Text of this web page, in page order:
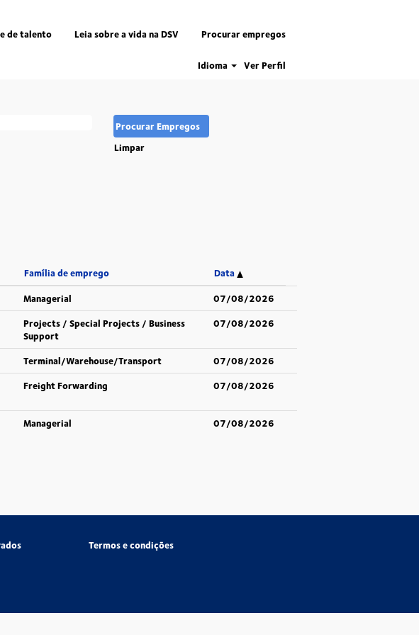
de talento Leia sobre a vida na DSV Procurar empregos
Idioma Ver Perfil
Limpar
Família de emprego
Data
Managerial
07/08/2026
Projects / Special Projects / Business
Support
07/08/2026
Terminal/Warehouse/Transport
07/08/2026
Freight Forwarding 07/08/2026
Managerial 07/08/2026
Termos e condições